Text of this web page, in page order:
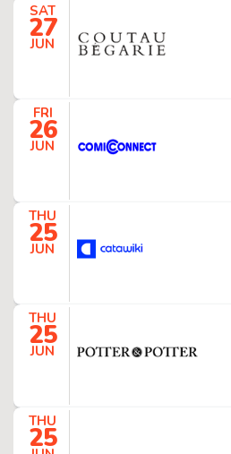
SAT
27
JUN
FRI
26
JUN
THU
25
JUN
THU
25
JUN
THU
25